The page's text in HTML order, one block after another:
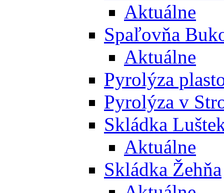
Aktuálne
Spaľovňa
Aktuálne
Pyrolýza
Pyrolýza v
Skládka
Aktuálne
Skládka Žehňa